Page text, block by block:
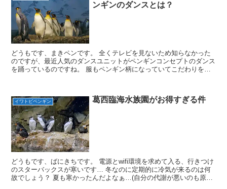
ンギンのダンスとは？
どうもです、まきペンです。 全くテレビを見ないため知らなかった
のですが、最近人気のダンスユニットがペンギンコンセプトのダンス
を踊っているのですね。 服もペンギン柄になっていてこだわりを感
イワトビペンギン 葛西臨海水族園がお得すぎる件
どうもです、ばにきちです。 電源とwifi環境を求めて入る、行きつけ
のスターバックスが寒いです… 冬なのに定期的に冷気が来るのは何
故でしょう？ 夏も寒かったんだよなぁ…(自分の代謝が悪いのも原因